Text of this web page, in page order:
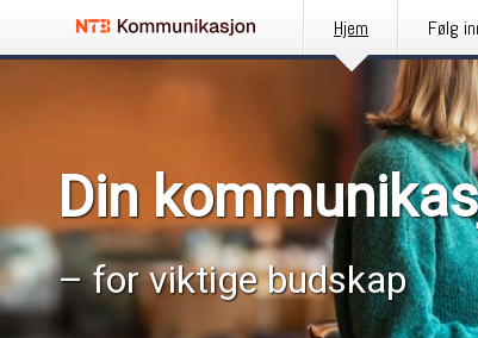
Hjem Følg
Din
– for viktige budskap